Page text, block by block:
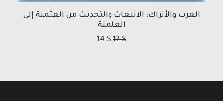
العرب والأتراك: الانبعاث والتحديث من العثمنة إلى
العلمنة
17$
14 $